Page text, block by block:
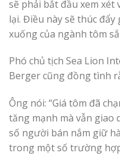
sẽ phải bắt đầu xem
lại. Điều này sẽ thúc đẩy
xuống của ngành tôm
Phó chủ tịch Sea Lion
Berger cũng đồng tình
Ông nói: “Giá tôm đã
tăng mạnh mà vẫn giao
số người bán nắm giữ
trong một số trường